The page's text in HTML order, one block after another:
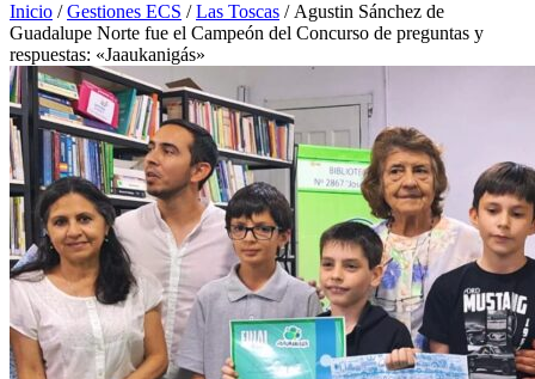
Inicio /Gestiones ECS /Las Toscas / Agustin Sánchez de
Guadalupe Norte fue el Campeón del Concurso de preguntas y
respuestas: «Jaaukanigás»